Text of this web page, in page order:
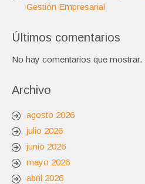
Gestión Empresarial
Últimos comentarios
No hay comentarios que mostrar.
Archivo
agosto 2026
julio 2026
junio 2026
mayo 2026
abril 2026